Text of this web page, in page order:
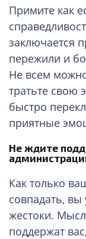
Примите как
заключается
пережили и
Не всем
тратьте свою
быстро
приятные
Не ждите
Как только
совпадать, вы
жестоки.
поддержат